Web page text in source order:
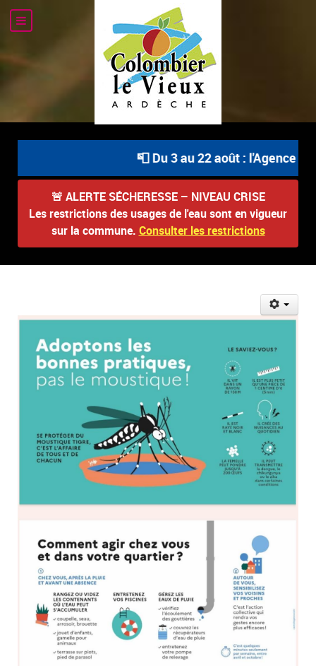
📮 Du 3 au 22 août : l'Agence
🚨 ALERTE SÉCHERESSE – NIVEAU CRISE
Les restrictions des usages de l'eau sont en vigueur
sur la commune. Consulter les restrictions